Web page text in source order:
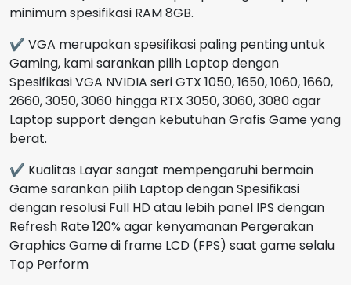
minimum spesifikasi RAM 8GB.
✔ VGA merupakan spesifikasi paling penting untuk
Gaming, kami sarankan pilih Laptop dengan
Spesifikasi VGA NVIDIA seri GTX 1050, 1650, 1060, 1660,
2660, 3050, 3060 hingga RTX 3050, 3060, 3080 agar
Laptop support dengan kebutuhan Grafis Game yang
berat.
✔ Kualitas Layar sangat mempengaruhi bermain
Game sarankan pilih Laptop dengan Spesifikasi
dengan resolusi Full HD atau lebih panel IPS dengan
Refresh Rate 120% agar kenyamanan Pergerakan
Graphics Game di frame LCD (FPS) saat game selalu
Top Perform